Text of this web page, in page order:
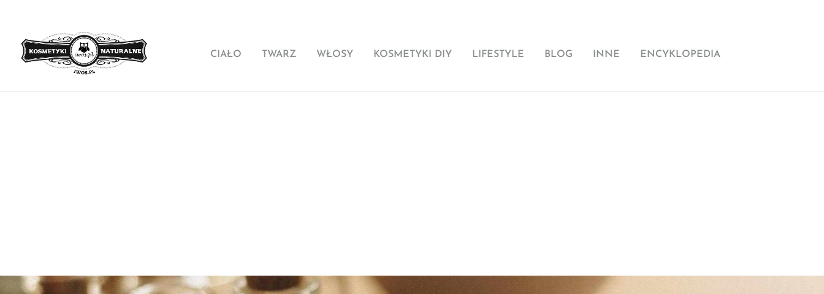
CIAŁO TWARZ WŁOSY KOSMETYKI DIY LIFESTYLE BLOG INNE ENCYKLOPEDIA